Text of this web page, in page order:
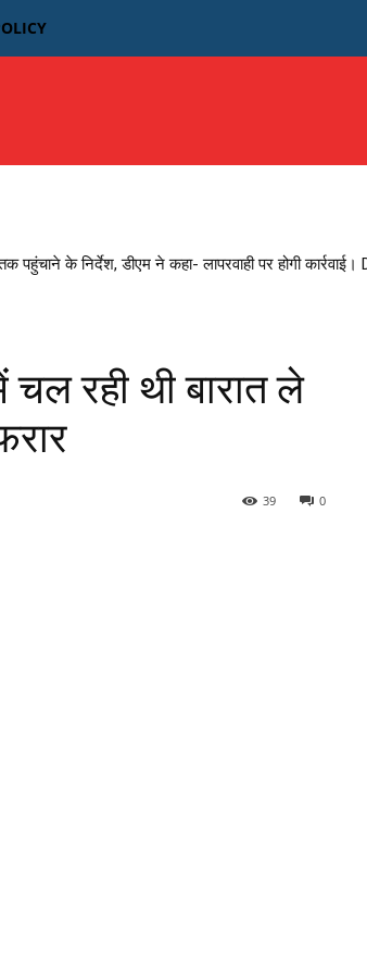
पहुंचाने के निर्देश, डीएम ने कहा- लापरवाही पर होगी
रही थी बारात ले
0
39